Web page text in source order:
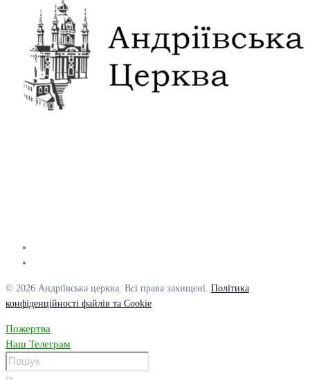
© 2026 Андріївська церква. Всі права захищені. Політика
конфіденційності файлів та Cookie
Пожертва
Наш Телеграм